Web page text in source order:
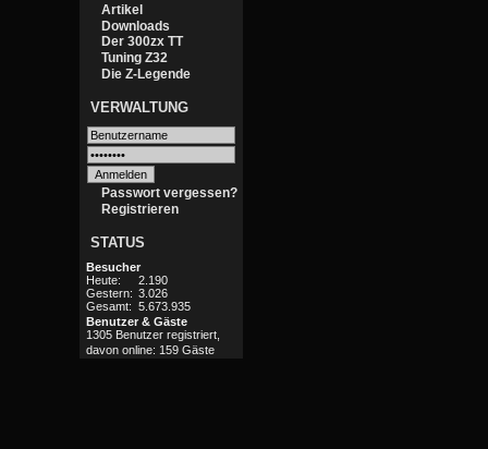
Artikel
Downloads
Der 300zx TT
Tuning Z32
Die Z-Legende
VERWALTUNG
Passwort vergessen?
Registrieren
STATUS
Besucher
Heute:
2.190
Gestern: 3.026
Gesamt: 5.673.935
Benutzer & Gäste
1305 Benutzer registriert,
davon online: 159 Gäste